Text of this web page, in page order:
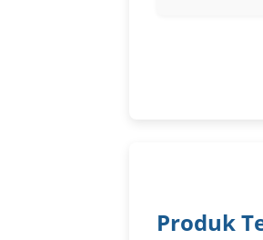
Produk